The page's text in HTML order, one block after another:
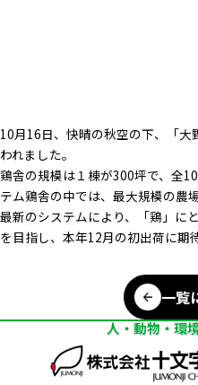
10月16日、快晴の秋空の下、「
われました。
鶏舎の規模は１棟が300坪で、全
テム鶏舎の中では、最大規模の農
最新のシステムにより、「鶏」に
を目指し、本年12月の初出荷に期
一覧
人・動物・環